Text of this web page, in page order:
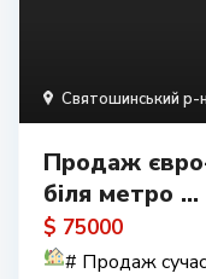
Святошинський р-н
Продаж
біля метро ...
$ 75000
# Продаж